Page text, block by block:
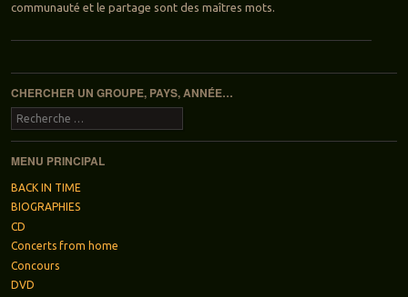
communauté et le partage sont des maîtres mots.
Navigation des articles
CHERCHER UN GROUPE, PAYS, ANNÉE…
Recherche
MENU PRINCIPAL
BACK IN TIME
BIOGRAPHIES
CD
Concerts from home
Concours
DVD